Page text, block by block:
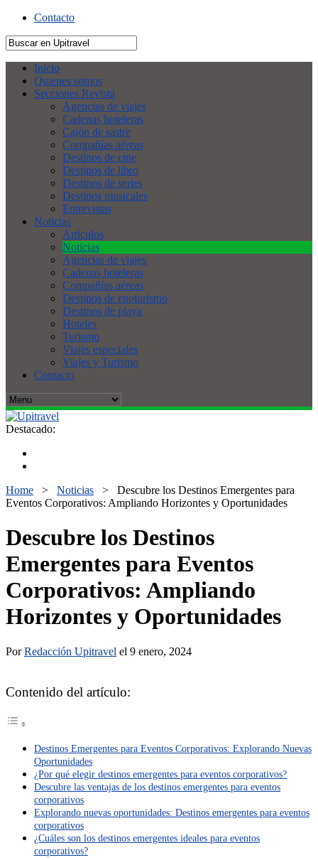
Contacto
Inicio
Quienes somos
Secciones Revista
Agencias de viajes
Cadenas hoteleras
Cajón de sastre
Compañías aéreas
Destinos de cine
Destinos de libro
Destinos de series
Destinos musicales
Entrevistas
Noticias
Artículos
Noticias
Agencias de viajes
Cadenas hoteleras
Compañías aéreas
Destinos de enoturismo
Destinos de playa
Hoteles
Turismo
Viajes especiales
Viajes y Turismo
Contacto
Destacado:
Home > Noticias > Descubre los Destinos Emergentes para
Eventos Corporativos: Ampliando Horizontes y Oportunidades
Descubre los Destinos
Emergentes para Eventos
Corporativos: Ampliando
Horizontes y Oportunidades
PorRedacción Upitravel el 9 enero, 2024
Contenido del artículo:
Destinos Emergentes para Eventos Corporativos: Explorando Nuevas
Oportunidades
¿Por qué elegir destinos emergentes para eventos corporativos?
Descubre las ventajas de los destinos emergentes para eventos
corporativos
Explorando nuevas oportunidades: Destinos emergentes para eventos
corporativos
¿Cuáles son los destinos emergentes ideales para eventos
corporativos?